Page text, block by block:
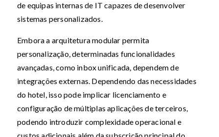
de equipas internas de IT capazes de desenvolver
sistemas personalizados.
Embora a arquitetura modular permita
personalização, determinadas funcionalidades
avançadas, como inbox unificada, dependem de
integrações externas. Dependendo das necessidades
do hotel, isso pode implicar licenciamento e
configuração de múltiplas aplicações de terceiros,
podendo introduzir complexidade operacional e